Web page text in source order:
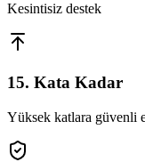
Kesintisiz destek
15. Kata Kadar
Yüksek katlara güvenli